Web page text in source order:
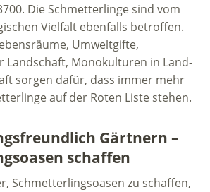
Die Schmetterlinge sind vom
Vielfalt ebenfalls betroffen.
Umweltgifte,
Landschaft, Monokulturen in Land-
sorgen dafür, dass immer mehr
auf der Roten Liste stehen.
Gärtnern –
schaffen
Schmetterlingsoasen zu schaffen,